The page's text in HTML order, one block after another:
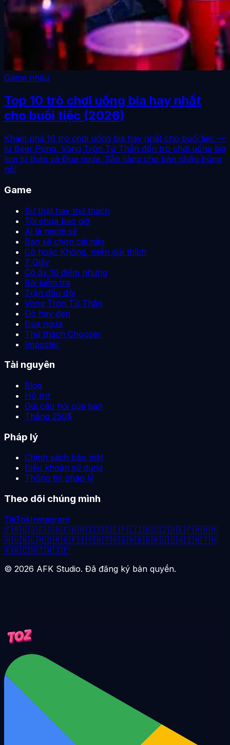
Game nhậu
Top 10 trò chơi uống bia hay nhất
cho buổi tiệc (2026)
Khám phá 10 trò chơi uống bia hay nhất cho buổi tiệc —
từ Beer Pong, Vòng Tròn Tử Thần đến trò chơi uống bia
kim tự tháp và Đua ngựa. Sẵn sàng cho bàn nhậu bùng
nổ!
Game
Sự thật hay thử thách
Tôi chưa bao giờ
Ai là người sẽ
Bạn sẽ chọn cái nào
Có hoặc Không, miễn giải thích
7 Giây
Cô ấy 10 điểm nhưng
Bài kiểm tra
Trận đấu đội
Vòng Tròn Tử Thần
Đỏ hay đen
Đua ngựa
Thử thách Chooser
Imposter
Tài nguyên
Blog
Hỗ trợ
Gửi câu hỏi của bạn
Thắng 250$
Pháp lý
Chính sách bảo mật
Điều khoản sử dụng
Thông tin pháp lý
Theo dõi chúng mình
TikTokInstagram
🇫🇷🇺🇸🇪🇸🇩🇪🇧🇷🇮🇹🇸🇪🇵🇱🇮🇩🇨🇿🇩🇰🇵🇭🇭🇷
🇭🇺🇳🇱🇳🇴🇷🇴🇫🇮🇻🇳🇹🇷🇬🇷🇧🇬🇷🇺🇺🇦🇮🇳🇹🇭
🇰🇷🇨🇳🇹🇼🇯🇵
© 2026 AFK Studio. Đã đăng ký bản quyền.